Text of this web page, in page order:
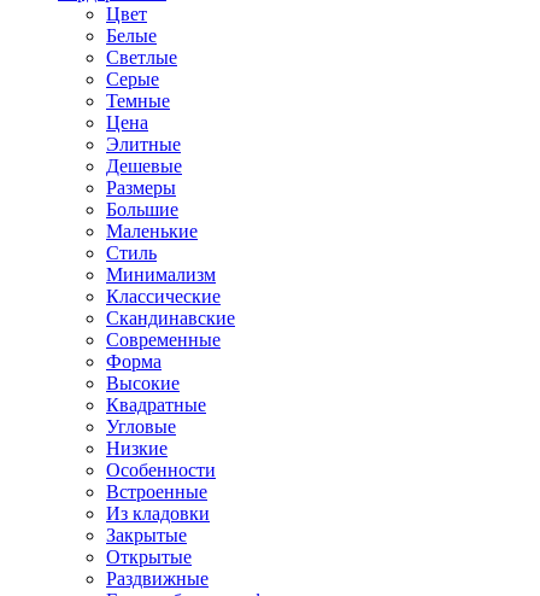
Цвет
Белые
Светлые
Серые
Темные
Цена
Элитные
Дешевые
Размеры
Большие
Маленькие
Стиль
Минимализм
Классические
Скандинавские
Современные
Форма
Высокие
Квадратные
Угловые
Низкие
Особенности
Встроенные
Из кладовки
Закрытые
Открытые
Раздвижные